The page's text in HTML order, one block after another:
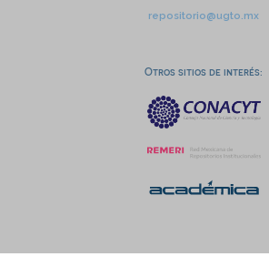
repositorio@ugto.mx
Otros sitios de interés: